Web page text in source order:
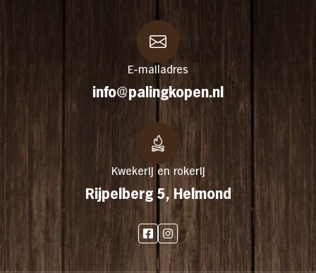
info@palingkopen.nl
E-mailadres
Rijpelberg 5, Helmond
Kwekerij en rokerij